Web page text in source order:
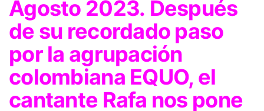
Agosto 2023. Después
de su recordado paso
por la agrupación
colombiana EQUO, el
cantante Rafa nos pone